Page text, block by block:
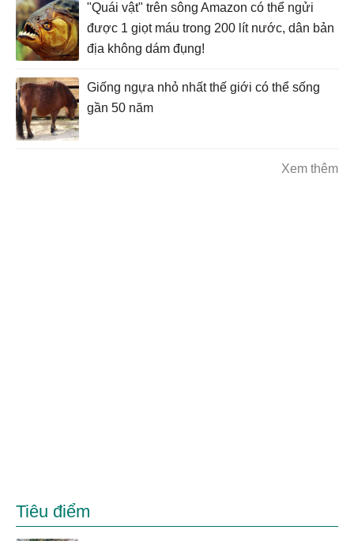
"Quái vật" trên sông Amazon có thể ngửi
được 1 giọt máu trong 200 lít nước, dân bản
địa không dám đụng!
Giống ngựa nhỏ nhất thế giới có thể sống
gần 50 năm
Xem thêm
Tiêu điểm